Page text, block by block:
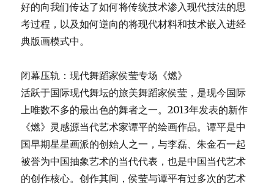
好的向我们传达了如何将传统技术渗入现代技法的思
考过程，以及如何逆向的将现代材料和技术嵌入进经
典版画模式中。
闭幕压轨：现代舞蹈家侯莹专场《燃》
活跃于国际现代舞坛的旅美舞蹈家侯莹，是现今国际
上唯数不多的最出色的舞者之一。2013年发表的新作
《燃》灵感源当代艺术家谭平的绘画作品。谭平是中
国早期星星画派的创始人之一，与李磊、朱金石一起
被誉为中国抽象艺术的当代代表，也是中国当代艺术
的创作核心。创作其间，侯莹与谭平有过多次的艺术